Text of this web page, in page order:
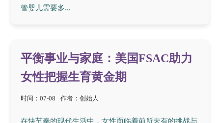
管婴儿需要多...
平衡事业与家庭：美国FSAC助力
女性把握生育黄金期
时间：07-08 作者：创始人
在快节奏的现代生活中，女性面临着前所未有的挑战与